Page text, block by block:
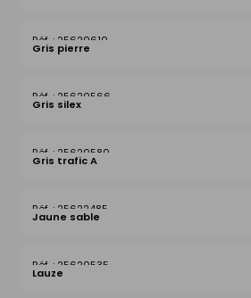
25620610
Gris pierre
25620566
Gris silex
25620580
Gris trafic A
25622485
Jaune sable
25620535
Lauze